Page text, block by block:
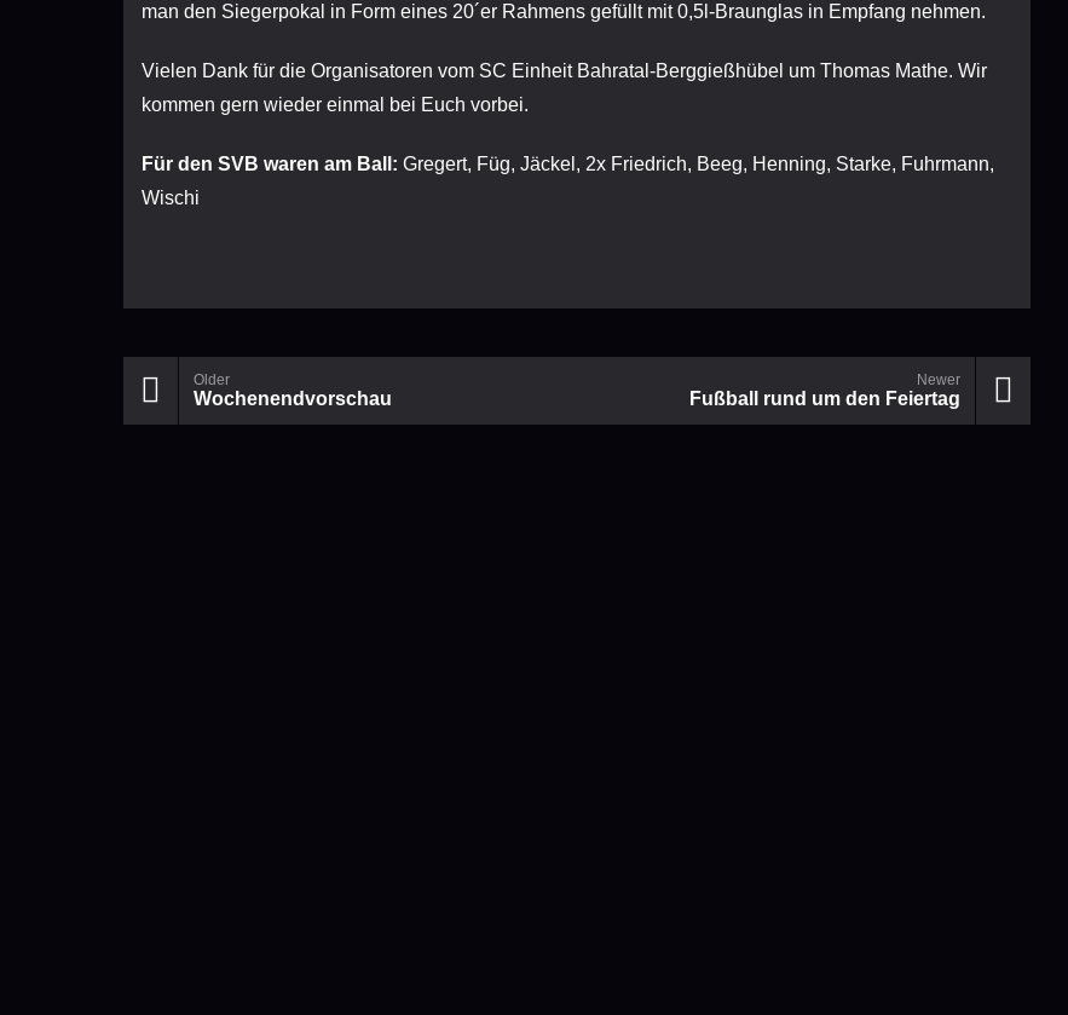
man den Siegerpokal in Form eines 20´er Rahmens gefüllt mit 0,5l-Braunglas in Empfang nehmen.
Vielen Dank für die Organisatoren vom SC Einheit Bahratal-Berggießhübel um Thomas Mathe. Wir
kommen gern wieder einmal bei Euch vorbei.
Für den SVB waren am Ball: Gregert, Füg, Jäckel, 2x Friedrich, Beeg, Henning, Starke, Fuhrmann,
Wischi
Older
Wochenendvorschau
Newer
Fußball rund um den Feiertag